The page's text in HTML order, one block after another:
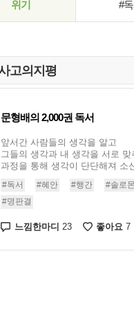
위기 #
문형배의 2,000권 독서
앞서간 사람들의 생각을 알고
그들의 생각과 내 생각을 서로 맞
과정을 통해 생각이 단단해져 소
#독서 #혜안 #행간 #솔로몬
#명판결
느낌한마디 23 좋아요 7